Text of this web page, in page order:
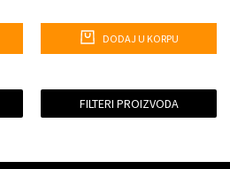
DODAJ U KORPU
FILTERI PROIZVODA